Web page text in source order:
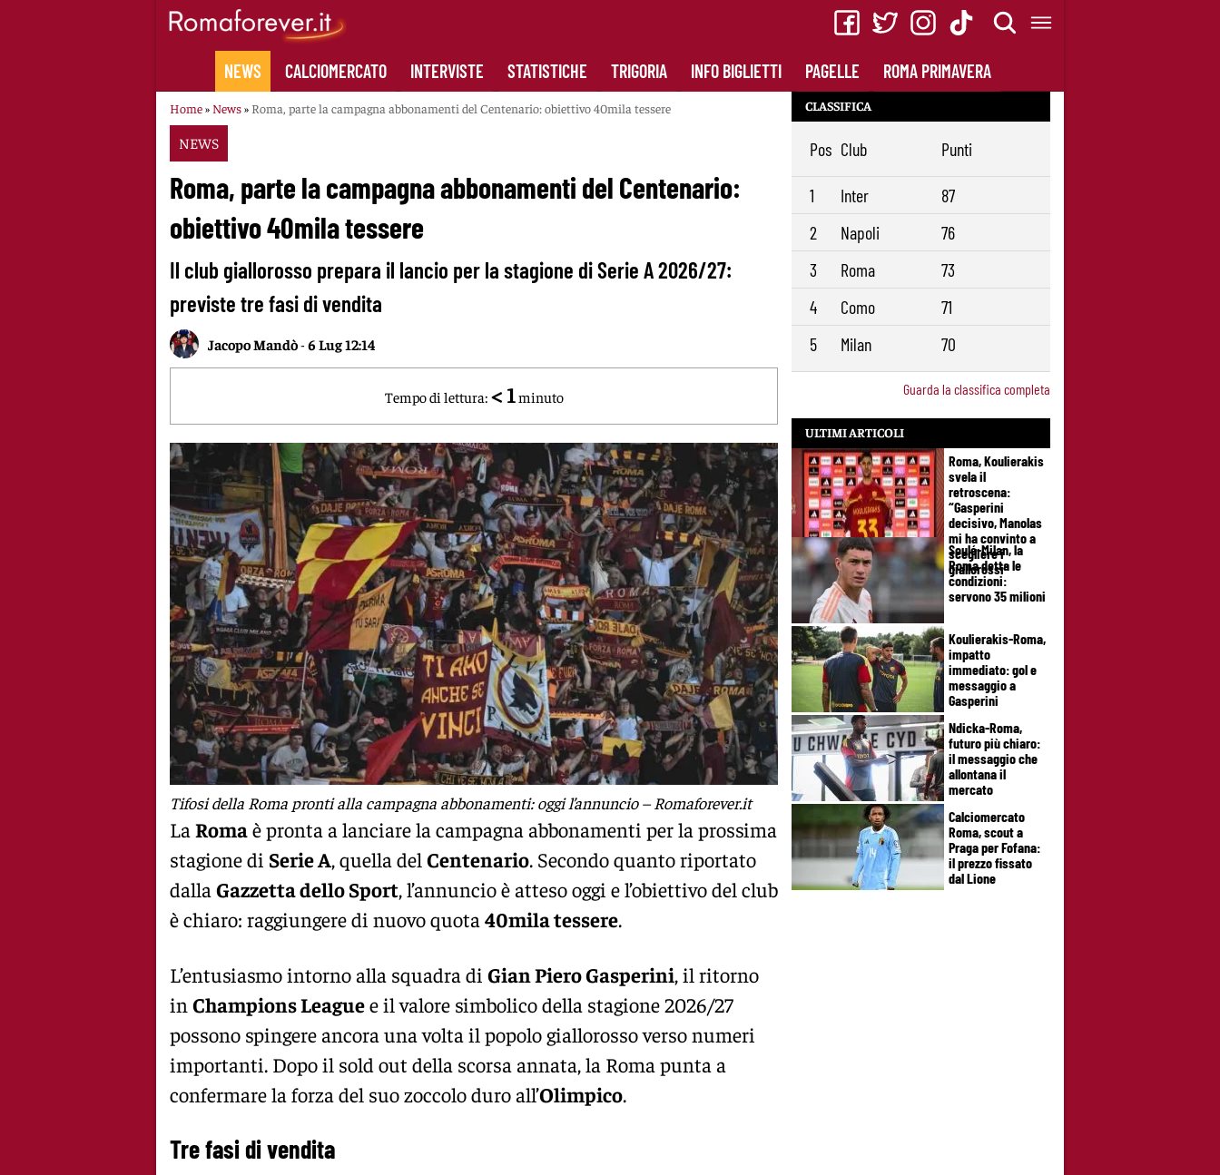
NEWS CALCIOMERCATO INTERVISTE STATISTICHE TRIGORIA INFO BIGLIETTI PAGELLE ROMA PRIMAVERA
Home» News» Roma, parte la campagna abbonamenti del Centenario: obiettivo 40mila tessere
NEWS
Roma, parte la campagna abbonamenti del Centenario:
obiettivo 40mila tessere
Il club giallorosso prepara il lancio per la stagione di Serie A 2026/27:
previste tre fasi di vendita
Jacopo Mandò-6 Lug 12:14
Tempo di lettura: < 1 minuto
Tifosi della Roma pronti alla campagna abbonamenti: oggi l’annuncio – Romaforever.it
La Romaè pronta a lanciare la campagna abbonamenti per la prossima
stagione di Serie A, quella del Centenario. Secondo quanto riportato
dalla Gazzetta dello Sport, l’annuncio è atteso oggi e l’obiettivo del club
è chiaro: raggiungere di nuovo quota 40mila tessere.
L’entusiasmo intorno alla squadra di Gian Piero Gasperini, il ritorno
in Champions Leaguee il valore simbolico della stagione 2026/27
possono spingere ancora una volta il popolo giallorosso verso numeri
importanti. Dopo il sold out della scorsa annata, la Roma punta a
confermare la forza del suo zoccolo duro all’Olimpico.
Tre fasi di vendita
CLASSIFICA
Pos Club Punti
1 Inter
87
2
Napoli
76
3
Roma
73
4
Como
71
5
Milan 70
Guarda la classifica completa
ULTIMI ARTICOLI
Roma, Koulierakis
svela il
retroscena:
“Gasperini
decisivo, Manolas
mi ha convinto a
scegliere i
giallorossi”
Soulé-Milan, la
Roma detta le
condizioni:
servono 35 milioni
Koulierakis-Roma,
impatto
immediato: gol e
messaggio a
Gasperini
Ndicka-Roma,
futuro più chiaro:
il messaggio che
allontana il
mercato
Calciomercato
Roma, scout a
Praga per Fofana:
il prezzo fissato
dal Lione